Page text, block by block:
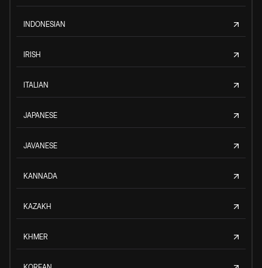
INDONESIAN
IRISH
ITALIAN
JAPANESE
JAVANESE
KANNADA
KAZAKH
KHMER